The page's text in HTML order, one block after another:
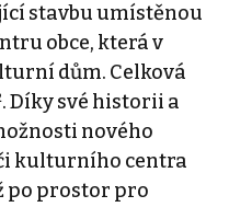
stavbu umístěnou
obce, která v
dům. Celková
Díky své historii a
nového
kulturního centra
po prostor pro